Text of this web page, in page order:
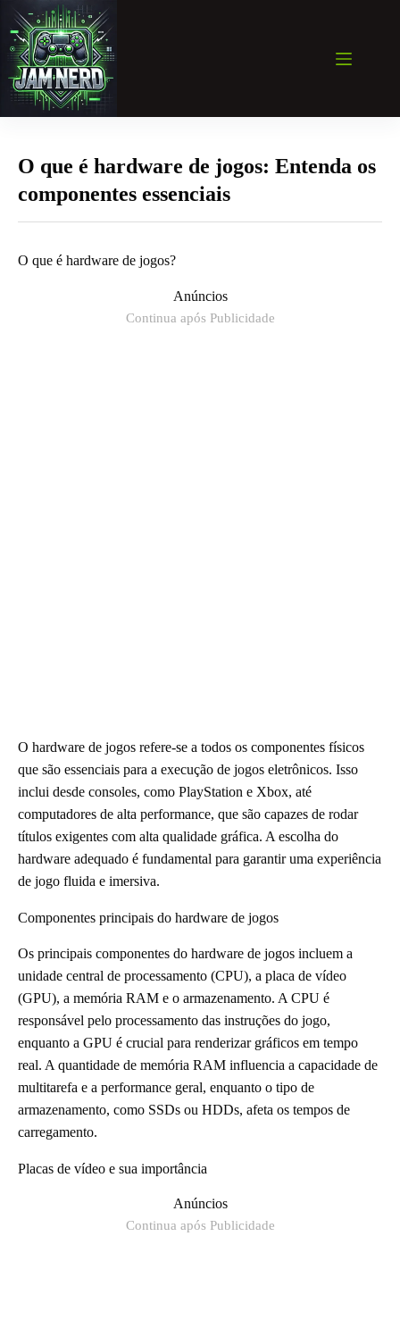
para
conteúdo
O que é hardware de jogos: Entenda os
componentes essenciais
O que é hardware de jogos?
Anúncios
Continua após Publicidade
O hardware de jogos refere-se a todos os componentes físicos
que são essenciais para a execução de jogos eletrônicos. Isso
inclui desde consoles, como PlayStation e Xbox, até
computadores de alta performance, que são capazes de rodar
títulos exigentes com alta qualidade gráfica. A escolha do
hardware adequado é fundamental para garantir uma experiência
de jogo fluida e imersiva.
Componentes principais do hardware de jogos
Os principais componentes do hardware de jogos incluem a
unidade central de processamento (CPU), a placa de vídeo
(GPU), a memória RAM e o armazenamento. A CPU é
responsável pelo processamento das instruções do jogo,
enquanto a GPU é crucial para renderizar gráficos em tempo
real. A quantidade de memória RAM influencia a capacidade de
multitarefa e a performance geral, enquanto o tipo de
armazenamento, como SSDs ou HDDs, afeta os tempos de
carregamento.
Placas de vídeo e sua importância
Anúncios
Continua após Publicidade